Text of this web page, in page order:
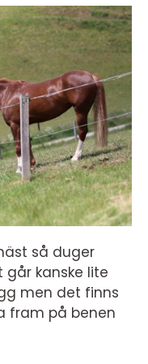
så duger
går kanske lite
men det finns
fram på benen